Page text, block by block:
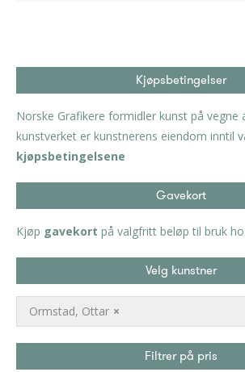
Kjøpsbetingelser
Norske Grafikere formidler kunst på vegne
kunstverket er kunstnerens eiendom inntil
kjøpsbetingelsene
Gavekort
Kjøp gavekort på valgfritt beløp til bruk
Velg kunstner
×
Ormstad, Ottar
Filtrer på pris